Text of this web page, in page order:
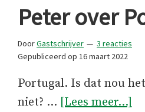
Peter over
DoorGastschrijver
3 reacties
Gepubliceerd op 16 maart 2022
Portugal. Is dat nou
niet? … [Lees meer...]